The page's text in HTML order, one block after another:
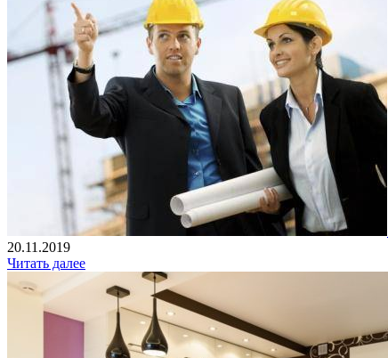
20.11.2019
Читать далее